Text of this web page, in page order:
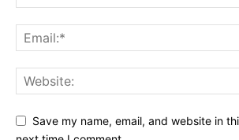
Save my name, email, and website in